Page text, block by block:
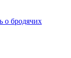
о бродячих